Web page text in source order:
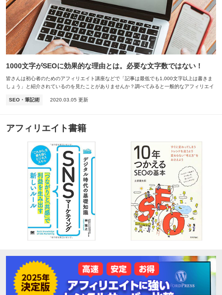
1000文字がSEOに効果的な理由とは。必要な文字数ではない！
皆さんは初心者のためのアフィリエイト講座などで「記事は最低でも1,000文字以上は書きま
しょう」と紹介されているのを見たことがありませんか？調べてみると一般的なアフィリエイ
SEO・筆記術
2020.03.05 更新
アフィリエイト書籍